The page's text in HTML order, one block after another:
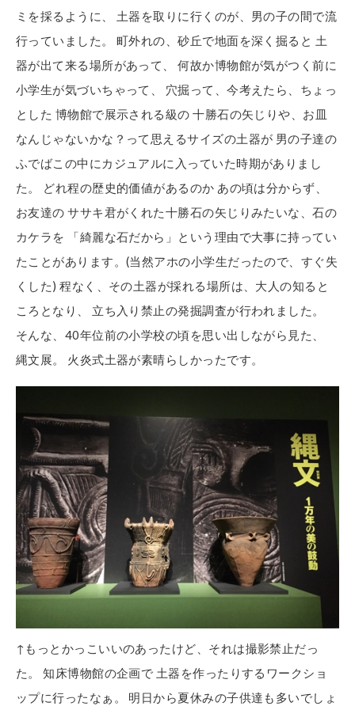
ミを採るように、 土器を取りに行くのが、男の子の間で流
行っていました。 町外れの、砂丘で地面を深く掘ると 土
器が出て来る場所があって、 何故か博物館が気がつく前に
小学生が気づいちゃって、 穴掘って、今考えたら、ちょっ
とした 博物館で展示される級の 十勝石の矢じりや、お皿
なんじゃないかな？って思えるサイズの土器が 男の子達の
ふでばこの中にカジュアルに入っていた時期がありまし
た。 どれ程の歴史的価値があるのか あの頃は分からず、
お友達の ササキ君がくれた十勝石の矢じりみたいな、石の
カケラを 「綺麗な石だから」という理由で大事に持ってい
たことがあります。(当然アホの小学生だったので、すぐ失
くした) 程なく、その土器が採れる場所は、大人の知ると
ころとなり、 立ち入り禁止の発掘調査が行われました。
そんな、40年位前の小学校の頃を思い出しながら見た、
縄文展。 火炎式土器が素晴らしかったです。
↑もっとかっこいいのあったけど、それは撮影禁止だっ
た。 知床博物館の企画で 土器を作ったりするワークショ
ップに行ったなぁ。 明日から夏休みの子供達も多いでしょ